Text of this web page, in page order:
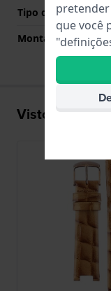
Tipo de montagem
Montagem Reta
Visto
que você